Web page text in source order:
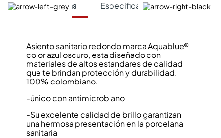
Características Especificaciones Técnicas
Asiento sanitario redondo marca Aquablue®
color azul oscuro, esta diseñado con
materiales de altos estandares de calidad
que te brindan protección y durabilidad.
100% colombiano.
-único con antimicrobiano
-Su excelente calidad de brillo garantizan
una hermosa presentación en la porcelana
sanitaria